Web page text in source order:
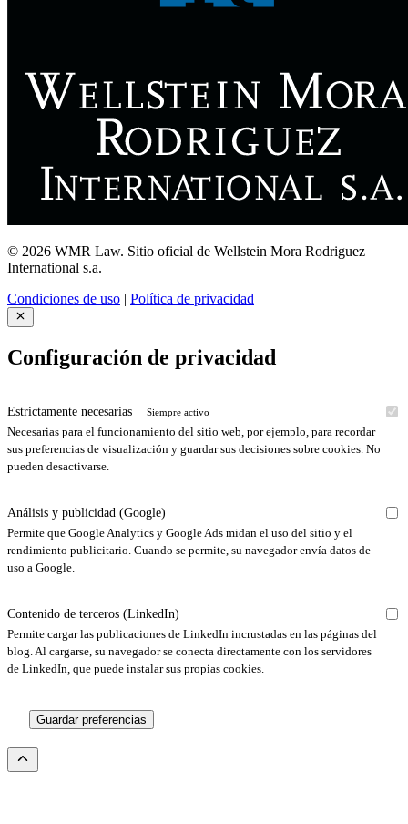
© 2026 WMR Law. Sitio oficial de Wellstein Mora Rodriguez
International s.a.
Condiciones de uso | Política de privacidad
Configuración de privacidad
Estrictamente necesarias Siempre activo
Necesarias para el funcionamiento del sitio web, por ejemplo, para recordar
sus preferencias de visualización y guardar sus decisiones sobre cookies. No
pueden desactivarse.
Análisis y publicidad (Google)
Permite que Google Analytics y Google Ads midan el uso del sitio y el
rendimiento publicitario. Cuando se permite, su navegador envía datos de
uso a Google.
Contenido de terceros (LinkedIn)
Permite cargar las publicaciones de LinkedIn incrustadas en las páginas del
blog. Al cargarse, su navegador se conecta directamente con los servidores
de LinkedIn, que puede instalar sus propias cookies.
Guardar preferencias